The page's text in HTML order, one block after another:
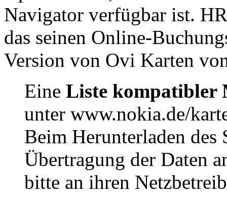
Navigator verfügbar ist.
das seinen Online-
Version von Ovi Karten
Eine Liste kompatibler
unter www.nokia.de/
Beim Herunterladen
Übertragung der Daten
bitte an ihren